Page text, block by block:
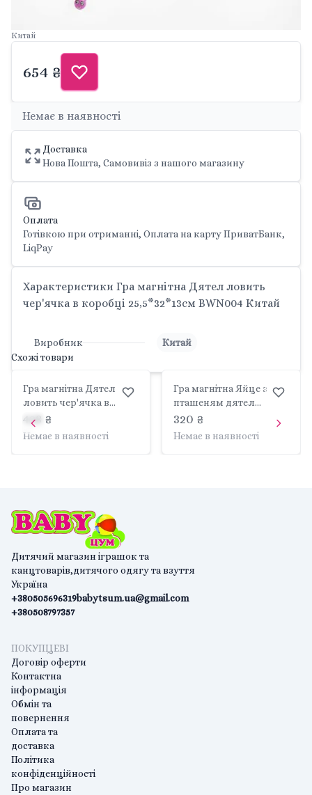
Китай
654 ₴
Немає в наявності
Доставка
Нова Пошта, Самовивіз з нашого магазину
Оплата
Готівкою при отриманні, Оплата на карту ПриватБанк,
LiqPay
Характеристики Гра магнітна Дятел ловить
чер'ячка в коробці 25,5*32*13см BWN004 Китай
Виробник
Китай
Схожі товари
Гра магнітна Дятел
ловить чер'ячка в
коробці 16*19*15см
BWN001 Китай
428 ₴
Немає в наявності
Гра магнітна Яйце з
пташеням дятел
магнітні черв'ячки у
коробці 26*18*10см
320 ₴
Немає в наявності
Дитячий магазин іграшок та
канцтоварів,дитячого одягу та взуття
Україна
+380505696319
+380508797357
babytsum.ua@gmail.com
ПОКУПЦЕВІ
Договір оферти
Контактна
інформація
Обмін та
повернення
Оплата та
доставка
Політика
конфіденційності
Про магазин